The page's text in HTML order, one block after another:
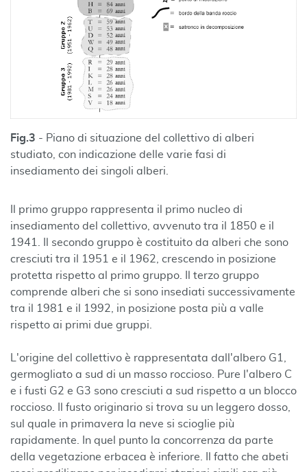
Fig.3 - Piano di situazione del collettivo di alberi
studiato, con indicazione delle varie fasi di
insediamento dei singoli alberi.
Il primo gruppo rappresenta il primo nucleo di
insediamento del collettivo, avvenuto tra il 1850 e il
1941. Il secondo gruppo è costituito da alberi che sono
cresciuti tra il 1951 e il 1962, crescendo in posizione
protetta rispetto al primo gruppo. Il terzo gruppo
comprende alberi che si sono insediati successivamente
tra il 1981 e il 1992, in posizione posta più a valle
rispetto ai primi due gruppi.
L'origine del collettivo è rappresentata dall'albero G1,
germogliato a sud di un masso roccioso. Pure l'albero C
e i fusti G2 e G3 sono cresciuti a sud rispetto a un blocco
roccioso. Il fusto originario si trova su un leggero dosso,
sul quale in primavera la neve si scioglie più
rapidamente. In quel punto la concorrenza da parte
della vegetazione erbacea è inferiore. Il fatto che abeti